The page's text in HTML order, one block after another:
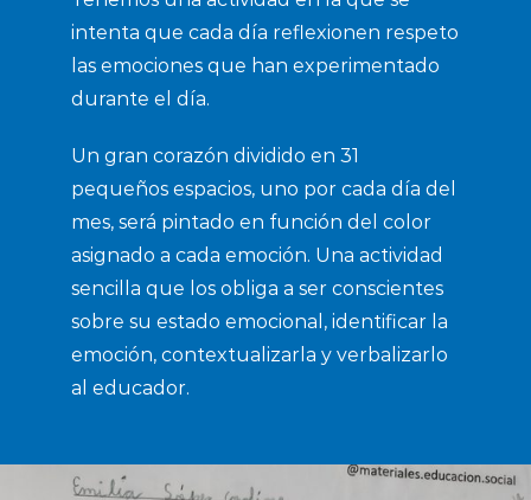
intenta que cada día reflexionen respeto
las emociones que han experimentado
durante el día.
Un gran corazón dividido en 31
pequeños espacios, uno por cada día del
mes, será pintado en función del color
asignado a cada emoción. Una actividad
sencilla que los obliga a ser conscientes
sobre su estado emocional, identificar la
emoción, contextualizarla y verbalizarlo
al educador.